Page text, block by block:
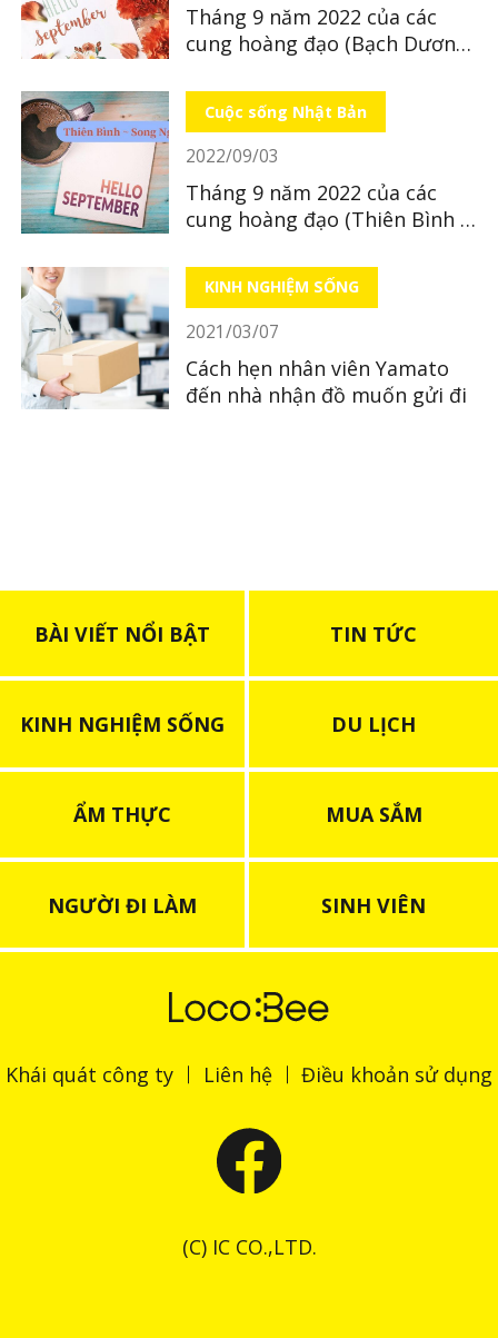
Tháng 9 năm 2022 của các
cung hoàng đạo (Bạch Dương
Cuộc sống Nhật Bản
2022/09/03
Tháng 9 năm 2022 của các
cung hoàng đạo (Thiên Bình ~
KINH NGHIỆM SỐNG
2021/03/07
Cách hẹn nhân viên Yamato
đến nhà nhận đồ muốn gửi đi
BÀI VIẾT NỔI BẬT TIN TỨC
KINH NGHIỆM SỐNG DU LỊCH
ẨM THỰC MUA SẮM
NGƯỜI ĐI LÀM SINH VIÊN
Khái quát công ty Liên hệ Điều khoản sử dụng
(C) IC CO.,LTD.